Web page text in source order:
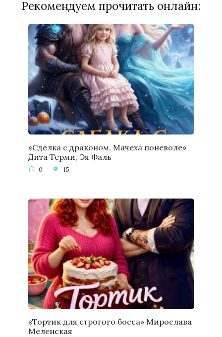
Рекомендуем прочитать онлайн:
«Сделка с драконом. Мачеха поневоле»
Дита Терми, Эя Фаль
0 15
«Тортик для строгого босса» Мирослава
Меленская